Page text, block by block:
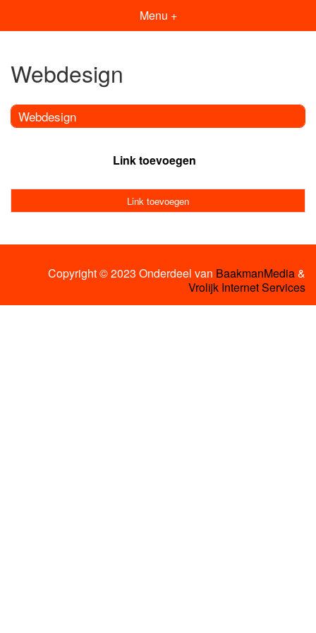
Menu +
Webdesign
Webdesign
Link toevoegen
Link toevoegen
Copyright © 2023 Onderdeel van BaakmanMedia&
Vrolijk Internet Services